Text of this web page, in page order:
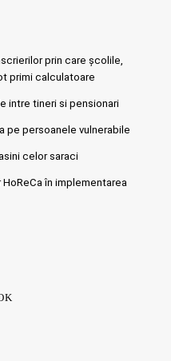
prin care școlile,
primi calculatoare
intre tineri si pensionari
pe persoanele vulnerabile
celor saraci
în implementarea